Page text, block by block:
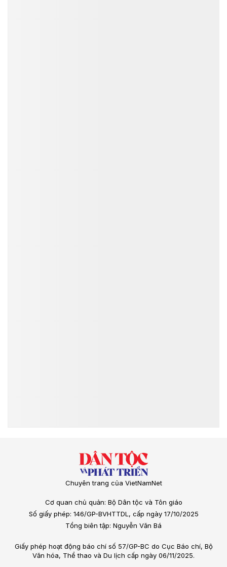
Chuyên trang của VietNamNet
Cơ quan chủ quản: Bộ Dân tộc và Tôn giáo
Số giấy phép: 146/GP-BVHTTDL, cấp ngày 17/10/2025
Tổng biên tập: Nguyễn Văn Bá
Giấy phép hoạt động báo chí số 57/GP-BC do Cục Báo chí, Bộ
Văn hóa, Thể thao và Du lịch cấp ngày 06/11/2025.